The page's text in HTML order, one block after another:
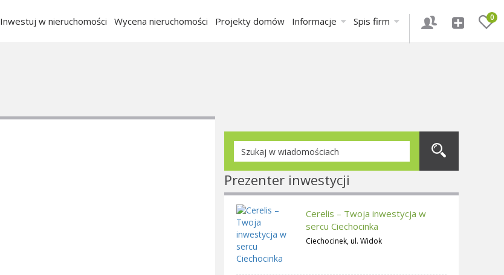
0
Inwestuj w nieruchomości Wycena nieruchomości Projekty domów Informacje Spis firm
Prezenter inwestycji
Cerelis – Twoja inwestycja w
sercu Ciechocinka
Ciechocinek, ul. Widok